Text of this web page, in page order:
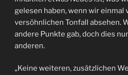
gelesen haben, wenn wir einmal
versöhnlichen Tonfall absehen.
andere Punkte gab, doch dies
anderen.
„Keine weiteren, zusätzlichen